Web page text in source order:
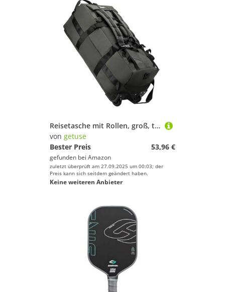
Reisetasche mit Rollen, groß, tragbar, Übernachtung, Koffer, Rucksack für Strand, Geschäftsreisen, Camping, Aufbewahrungstasche, grün, Täglich
von getuse
Bester Preis
53,96 €
gefunden bei Amazon
zuletzt überprüft am 27.09.2025 um 00:03; der
Preis kann sich seitdem geändert haben.
Keine weiteren Anbieter